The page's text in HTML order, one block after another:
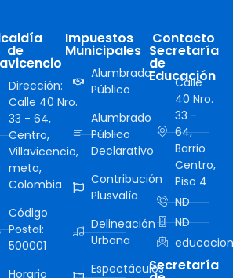
de
Dirección:
Calle 40 Nro.
33 - 64,
Centro,
Villavicencio,
meta,
Colombia
Código
Postal:
500001
Horario
Impuestos
Municipales
Alumbrado
Público
Alumbrado
Público
Declarativo
Contribución
Plusvalía
Delineación
Urbana
Espectáculos
Contacto
Secretaría
de
Educación
Calle
40 Nro.
33 -
64,
Barrio
Centro,
Piso 4
ND
ND
Secretaría